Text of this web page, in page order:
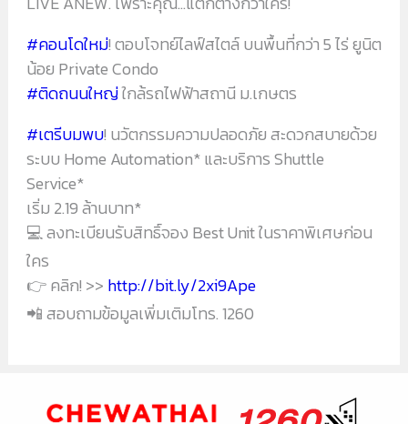
#คอนโดใหม่! ตอบโจทย์ไลฟ์สไตล์ บนพื้นที่กว่า 5 ไร่ ยูนิต
น้อย Private Condo
#ติดถนนใหญ่ใกล้รถไฟฟ้าสถานี ม.เกษตร
#เตรีบมพบ! นวัตกรรมความปลอดภัย สะดวกสบายด้วย
ระบบ Home Automation* และบริการ Shuttle
Service*
เริ่ม 2.19 ล้านบาท*
💻ลงทะเบียนรับสิทธิ์จอง Best Unit ในราคาพิเศษก่อน
ใคร
👉คลิก! >> http://bit.ly/2xi9Ape
📲สอบถามข้อมูลเพิ่มเติมโทร. 1260